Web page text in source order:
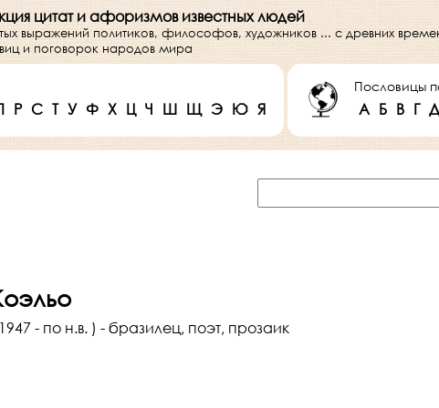
цитат и афоризмов известных людей
выражений политиков, философов, художников ... с древних
и поговорок народов мира
Р С Т У Ф Х Ц Ч Ш Щ Э Ю Я
Пословицы
А Б В Г Д
- по н.в. ) - бразилец, поэт, прозаик